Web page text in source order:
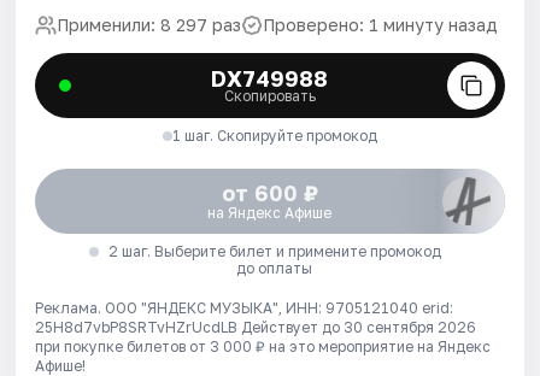
Применили: 8 297 раз Проверено: 1 минуту назад
DX749988
Скопировать
1 шаг. Скопируйте промокод
от 600 ₽
на Яндекс Афише
2 шаг. Выберите билет и примените промокод
до оплаты
Реклама. ООО "ЯНДЕКС МУЗЫКА", ИНН: 9705121040 erid:
25H8d7vbP8SRTvHZrUcdLB Действует до 30 сентября 2026
при покупке билетов от 3 000 ₽ на это мероприятие на Яндекс
Афише!